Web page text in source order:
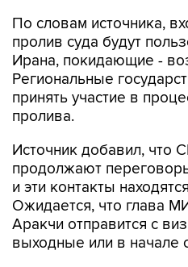
По словам источника,
пролив суда будут
Ирана, покидающие -
Региональные
принять участие в
пролива.
Источник добавил, что
продолжают
и эти контакты
Ожидается, что глава
Аракчи отправится с
выходные или в начале